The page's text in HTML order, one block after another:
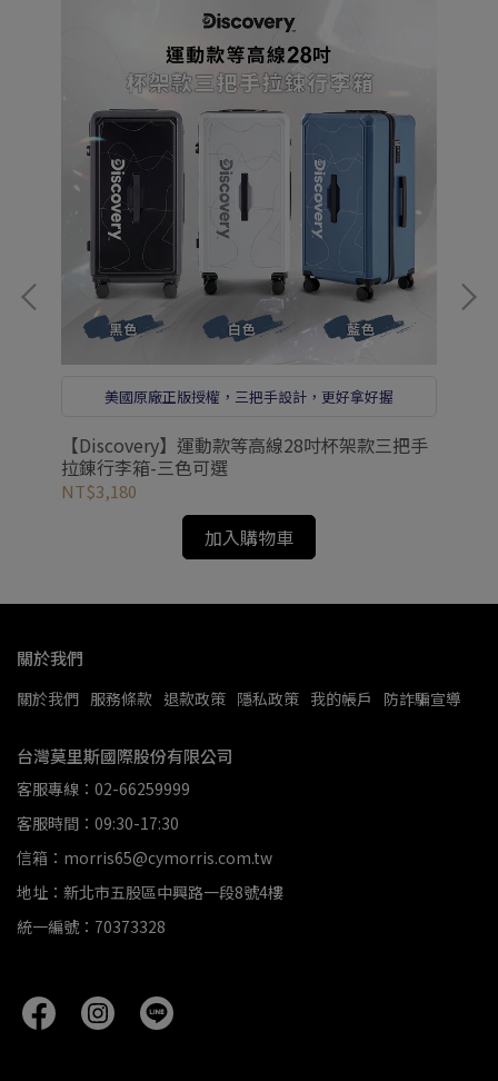
美國原廠正版授權，三把手設計，更好拿好握
【Discovery】運動款等高線28吋杯架款三把手
拉錬行李箱-三色可選
NT$3,180
加入購物車
關於我們
關於我們 服務條款 退款政策 隱私政策 我的帳戶 防詐騙宣導
台灣莫里斯國際股份有限公司
客服專線：02-66259999
客服時間：09:30-17:30
信箱：morris65@cymorris.com.tw
地址：新北市五股區中興路一段8號4樓
統一編號：70373328